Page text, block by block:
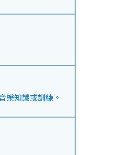
樂知識或訓練。